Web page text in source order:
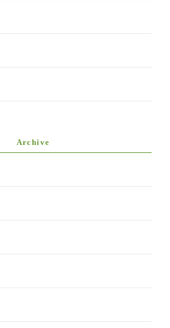
Archive